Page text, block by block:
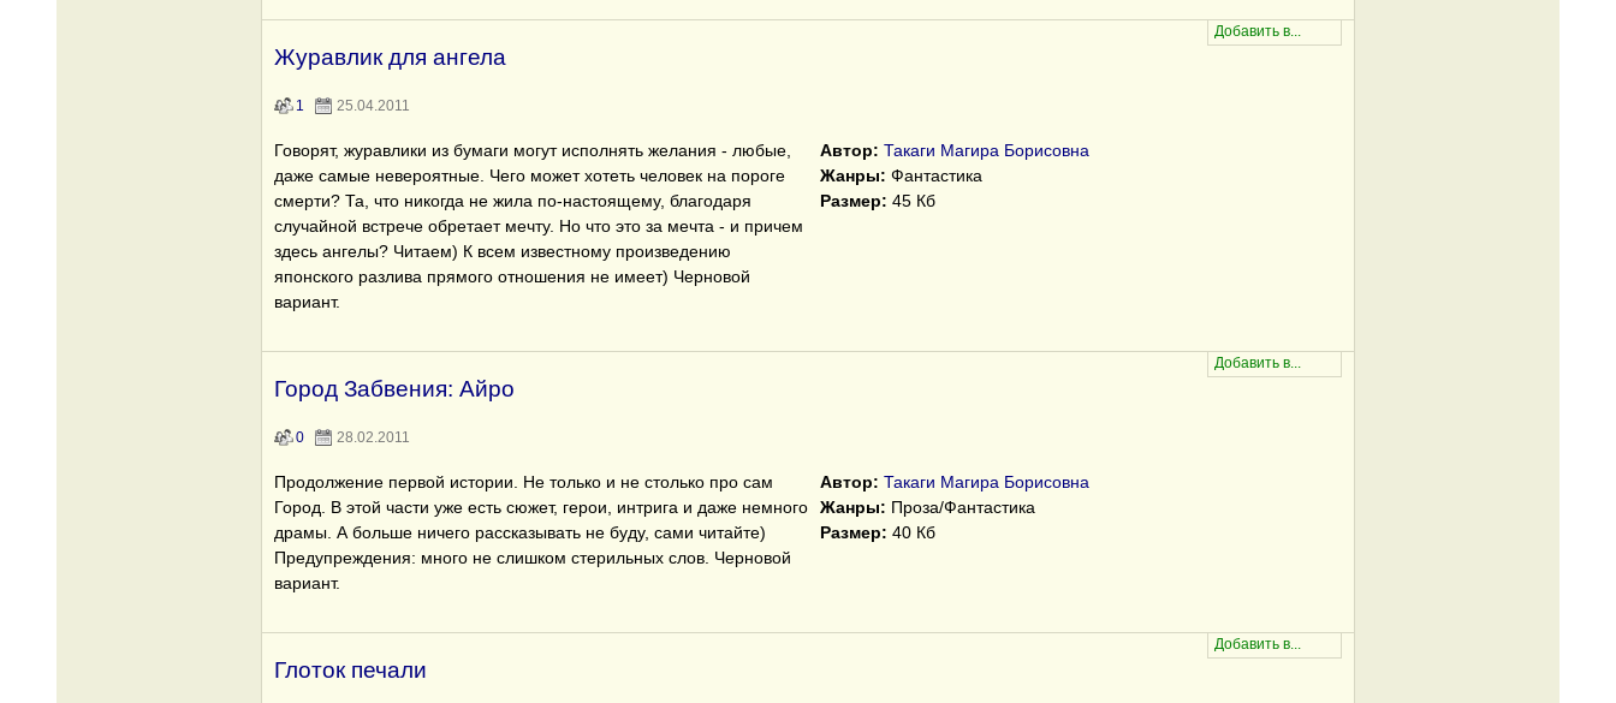
Журавлик для ангела
1 25.04.2011
Говорят, журавлики из бумаги могут исполнять желания - любые,
даже самые невероятные. Чего может хотеть человек на пороге
смерти? Та, что никогда не жила по-настоящему, благодаря
случайной встрече обретает мечту. Но что это за мечта - и причем
здесь ангелы? Читаем) К всем известному произведению
японского разлива прямого отношения не имеет) Черновой
вариант.
Автор: Такаги Магира Борисовна
Жанры: Фантастика
Размер: 45 Кб
Город Забвения: Айро
0 28.02.2011
Продолжение первой истории. Не только и не столько про сам
Город. В этой части уже есть сюжет, герои, интрига и даже немного
драмы. А больше ничего рассказывать не буду, сами читайте)
Предупреждения: много не слишком стерильных слов. Черновой
вариант.
Автор: Такаги Магира Борисовна
Жанры: Проза/Фантастика
Размер: 40 Кб
Глоток печали